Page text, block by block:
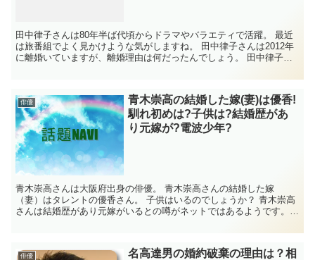
田中律子さんは80年半ば代頃からドラマやバラエティで活躍。 最近
は旅番組でよく見かけような気がしますね。 田中律子さんは2012年
に離婚いていますが、離婚理由は何だったんでしょう。 田中律子さ
俳優
青木崇高の結婚した嫁(妻)は優香!
馴れ初めは?子供は?結婚歴があ
り元嫁が?電波少年?
青木崇高さんは大阪府出身の俳優。 青木崇高さんの結婚した嫁
（妻）はタレントの優香さん。 子供はいるのでしょうか？ 青木崇高
さんは結婚歴があり元嫁がいるとの噂がネットではあるようです。
俳優
名高達男の婚約破棄の理由は？相